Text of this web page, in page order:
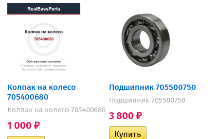
Колпак на колесо
705400680
Колпак на колесо 705400680
1 000 ₽
Подшипник 705500750
Подшипник 705500750
3 800 ₽